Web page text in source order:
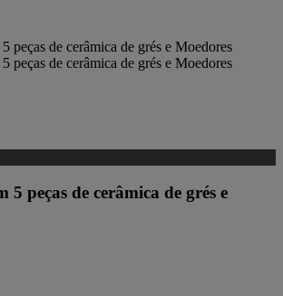
5 peças de cerâmica de grés e